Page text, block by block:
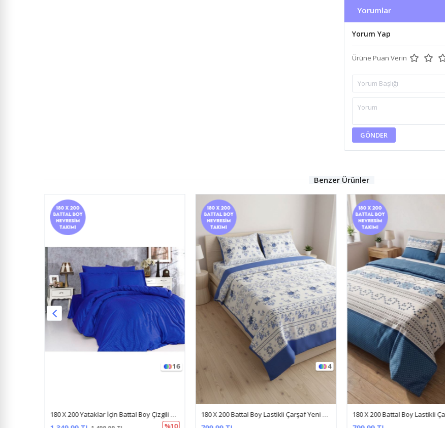
Yorumlar
Yorum Yap
Ürüne Puan Verin
GÖNDER
Benzer Ürünler
16
180 X 200 Yataklar İçin Battal Boy Çizgili Pamuk Saten Nevresim Takımı Parlement Mavı
%10
4
180 X 200 Battal Boy Lastikli Çarşaf Yeni Kanaviçe Gül Desen Nevresim Takımı Mavi